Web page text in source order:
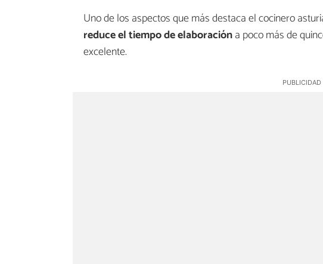
Uno de los aspectos que más destaca el cocinero
reduce el tiempo de elaboracióna poco más de
excelente.